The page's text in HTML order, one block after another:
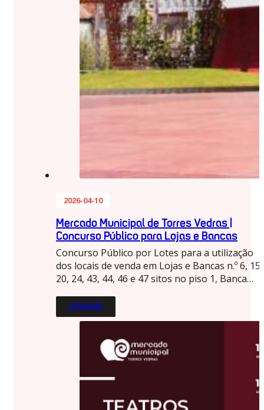
2026-04-10
Mercado Municipal de Torres Vedras |
Concurso Público para Lojas e Bancas
Concurso Público por Lotes para a utilização
dos locais de venda em Lojas e Bancas n.º 6, 15,
20, 24, 43, 44, 46 e 47 sitos no piso 1, Banca…
LEIA MAIS